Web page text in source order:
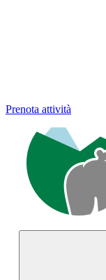
Prenota attività